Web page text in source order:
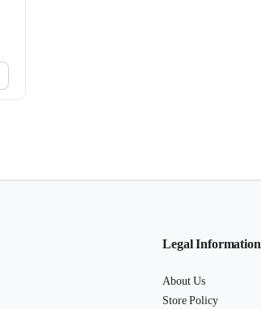
Legal Information
About Us
Store Policy